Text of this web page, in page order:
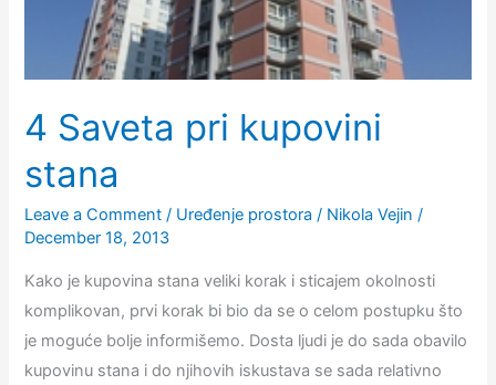
4 Saveta pri kupovini
stana
Leave a Comment / Uređenje prostora / Nikola Vejin/
December 18, 2013
Kako je kupovina stana veliki korak i sticajem okolnosti
komplikovan, prvi korak bi bio da se o celom postupku što
je moguće bolje informišemo. Dosta ljudi je do sada obavilo
kupovinu stana i do njihovih iskustava se sada relativno